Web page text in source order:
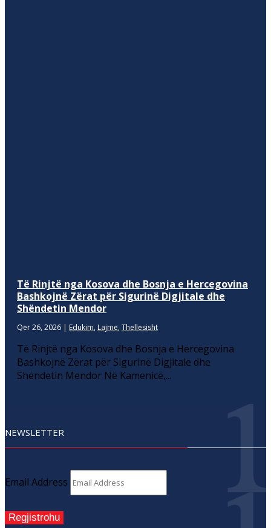
Të Rinjtë nga Kosova dhe Bosnja e Hercegovina
Bashkojnë Zërat për Sigurinë Digjitale dhe
Shëndetin Mendor
Qer 26, 2026 | Edukim, Lajme, Thellesisht
Të Rinjtë nga Kosova dhe Bosnja e Hercegovina
Bashkojnë Zërat për Sigurinë Digjitale dhe
Shëndetin Mendor Në Kamenicë,...
NEWSLETTER
Email Address
Regjistrohu